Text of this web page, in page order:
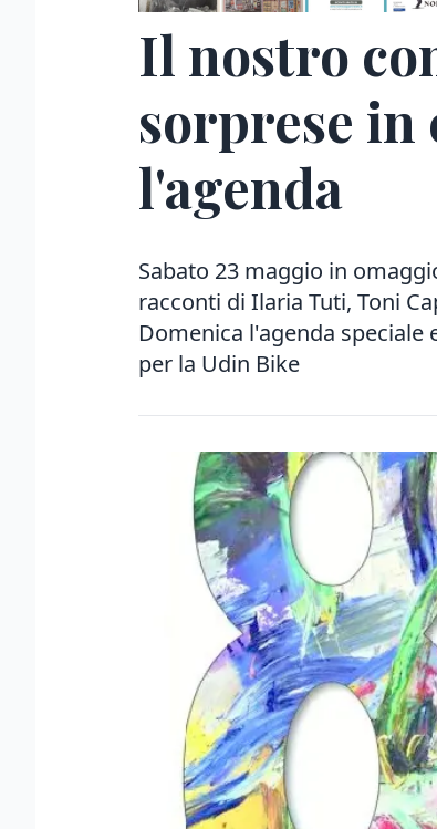
Il nostro
sorprese in
l'agenda
Sabato 23 maggio in
racconti di Ilaria Tuti, Toni
Domenica l'agenda speciale
per la Udin Bike